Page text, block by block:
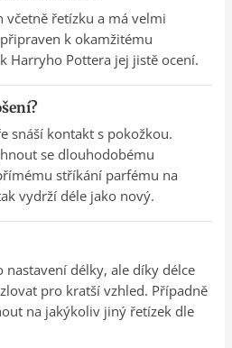
včetně řetízku a má velmi
k okamžitému
Harryho Pottera jej jistě ocení.
snáší kontakt s pokožkou.
se dlouhodobému
stříkání parfému na
vydrží déle jako nový.
nastavení délky, ale díky délce
pro kratší vzhled. Případně
na jakýkoliv jiný řetízek dle